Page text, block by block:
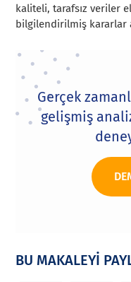
kaliteli, tarafsız veriler
bilgilendirilmiş kararlar
Gerçek
gelişmiş
BU MAKALEYİ